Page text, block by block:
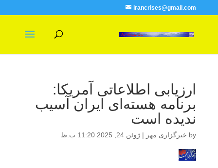
irancrises@gmail.com
ارزیابی اطلاعاتی آمریکا:
برنامه هسته‌ای ایران آسیب
ندیده است
by خبرگزاری مهر | ژوئن 24, 2025 11:20 ب.ظ